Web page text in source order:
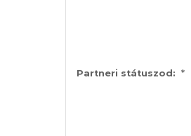
Partneri státuszod: *